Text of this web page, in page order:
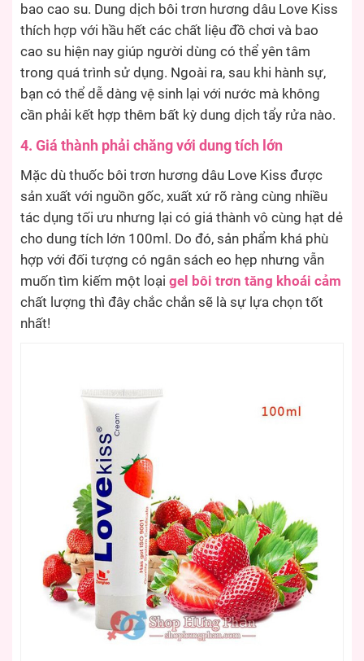
bao cao su. Dung dịch bôi trơn hương dâu Love Kiss
thích hợp với hầu hết các chất liệu đồ chơi và bao
cao su hiện nay giúp người dùng có thể yên tâm
trong quá trình sử dụng. Ngoài ra, sau khi hành sự,
bạn có thể dễ dàng vệ sinh lại với nước mà không
cần phải kết hợp thêm bất kỳ dung dịch tẩy rửa nào.
4. Giá thành phải chăng với dung tích lớn
Mặc dù thuốc bôi trơn hương dâu Love Kiss được
sản xuất với nguồn gốc, xuất xứ rõ ràng cùng nhiều
tác dụng tối ưu nhưng lại có giá thành vô cùng hạt dẻ
cho dung tích lớn 100ml. Do đó, sản phẩm khá phù
hợp với đối tượng có ngân sách eo hẹp nhưng vẫn
muốn tìm kiếm một loại gel bôi trơn tăng khoái cảm
chất lượng thì đây chắc chắn sẽ là sự lựa chọn tốt
nhất!